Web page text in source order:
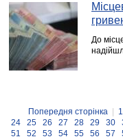
До
Попередня сторінка 1
24
25 26 27 28 29 30
51
52 53 54 55 56 57